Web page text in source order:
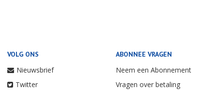
VOLG ONS
Nieuwsbrief
Twitter
ABONNEE VRAGEN
Neem een Abonnement
Vragen over betaling